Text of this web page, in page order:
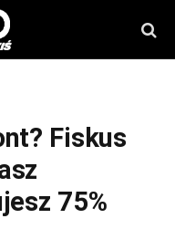
Fiskus
75%